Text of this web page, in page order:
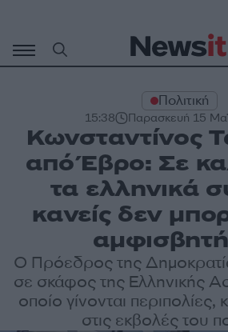
περιεχόμενο
Πολιτική
15:38 Παρασκευή 15
Κωνσταντίνος
από Έβρο: Σε
τα ελληνικά
κανείς δεν
Ο Πρόεδρος της
σε σκάφος της Ελληνικής
οποίο γίνονται περιπολίες,
στις εκβολές του